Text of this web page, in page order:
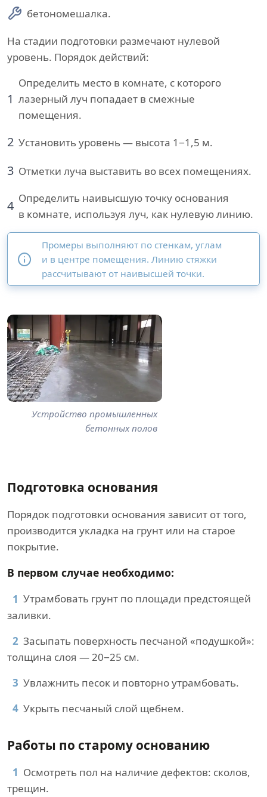
бетономешалка.
На стадии подготовки размечают нулевой
уровень. Порядок действий:
1
Определить место в комнате, с которого
лазерный луч попадает в смежные
помещения.
2 Установить уровень — высота 1−1,5 м.
3 Отметки луча выставить во всех помещениях.
4 Определить наивысшую точку основания
в комнате, используя луч, как нулевую линию.
Промеры выполняют по стенкам, углам
и в центре помещения. Линию стяжки
рассчитывают от наивысшей точки.
Устройство промышленных
бетонных полов
Подготовка основания
Порядок подготовки основания зависит от того,
производится укладка на грунт или на старое
покрытие.
В первом случае необходимо:
Утрамбовать грунт по площади предстоящей
заливки.
Засыпать поверхность песчаной «подушкой»:
толщина слоя — 20−25 см.
Увлажнить песок и повторно утрамбовать.
Укрыть песчаный слой щебнем.
Работы по старому основанию
Осмотреть пол на наличие дефектов: сколов,
трещин.